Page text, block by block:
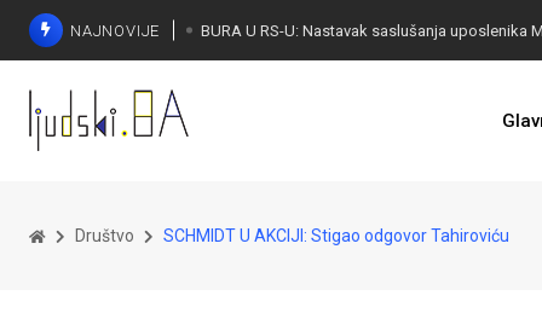
NAJNOVIJE
Društvo SCHMIDT U AKCIJI: Stigao odgovor Tahiroviću